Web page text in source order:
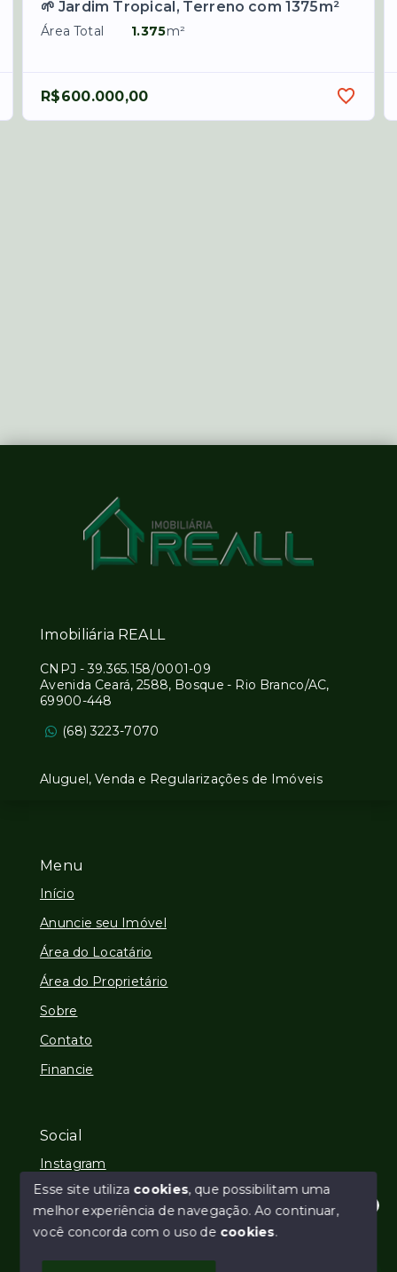
🌱 Jardim Tropical, Terreno com 1375m²
Área Total 1.375m²
R$600.000,00
Olá! Estamos disponíveis para te ajudar.
Menu
Início
Anuncie seu Imóvel
Área do Locatário
Área do Proprietário
Sobre
Contato
Financie
Social
Instagram
© Copyright 2026 - Imobiliária REALL - Todos os
Imobiliária REALL
CNPJ -39.365.158/0001-09
Avenida Ceará, 2588, Bosque - Rio Branco/AC,
69900-448
(68) 3223-7070
Aluguel, Venda e Regularizações de Imóveis
Esse site utiliza cookies, que possibilitam uma
melhor experiência de navegação.Ao continuar,
você concorda com o uso de cookies.